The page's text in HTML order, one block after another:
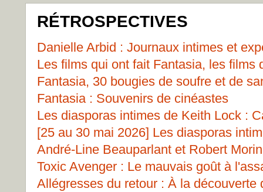
RÉTROSPECTIVES
Danielle Arbid : Journaux intimes et
Les films qui ont fait Fantasia, les films
Fantasia, 30 bougies de soufre et de
Fantasia : Souvenirs de cinéastes
Les diasporas intimes de Keith Lock :
[25 au 30 mai 2026] Les diasporas
André-Line Beauparlant et Robert
Toxic Avenger : Le mauvais goût à
Allégresses du retour : À la